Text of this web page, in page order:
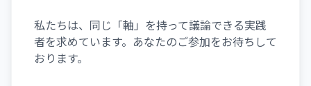
私たちは、同じ「軸」を持って議論できる実践
者を求めています。あなたのご参加をお待ちして
おります。